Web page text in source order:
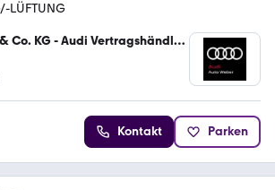
LÜFTUNG
Co. KG - Audi Vertragshändler
Kontakt Parken